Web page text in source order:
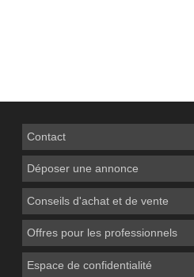
Contact
Déposer une annonce
Conseils d'achat et de vente
Offres pour les professionnels
Espace de confidentialité